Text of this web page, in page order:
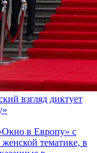
взгляд диктует
в Европу» с
женской тематике, в